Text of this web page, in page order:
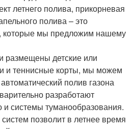
летнего полива, прикорневая
полива – это
которые мы предложим нашему
размещены детские или
и теннисные корты, мы можем
полив газона
разработают
и системы туманообразования.
позволит в летнее время